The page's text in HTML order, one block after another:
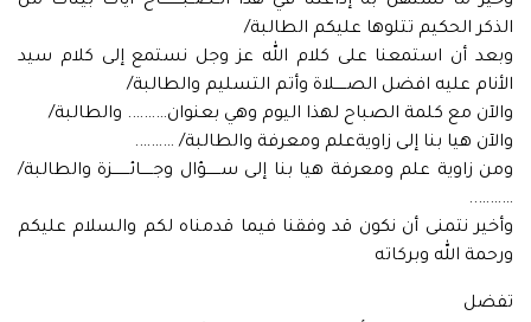
الذكر الحكيم تتلوها عليكم الطالبة/
وبعد أن استمعنا على كلام الله عز وجل نستمع إلى كلام سيد
الأنام عليه افضل الصـــــلاة وأتم التسليم والطالبة/
والآن مع كلمة الصباح لهذا اليوم وهي بعنوان………. والطالبة/
والآن هيا بنا إلى زاويةعلم ومعرفة والطالبة/ ……….
ومن زاوية علم ومعرفة هيا بنا إلى ســــــؤال وجـــــائـــــــزة والطالبة/
………..
وأخير نتمنى أن نكون قد وفقنا فيما قدمناه لكم والسلام عليكم
ورحمة الله وبركاته
تفضل